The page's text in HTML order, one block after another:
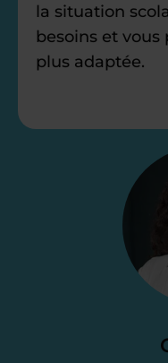
la situation
besoins et vous
plus adaptée.
Étape 2
Je vous
parfait. À partir